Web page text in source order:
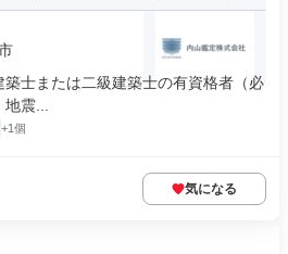
士または二級建築士の有資格者（必
震...
+1個
気になる